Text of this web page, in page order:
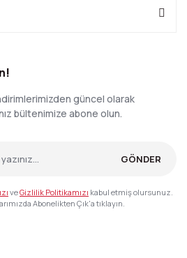
güncel olarak
bültenimize abone olun.
GÖNDER
veGizlilik Politikamızı kabul etmiş olursunuz.
Abonelikten Çık'a tıklayın.